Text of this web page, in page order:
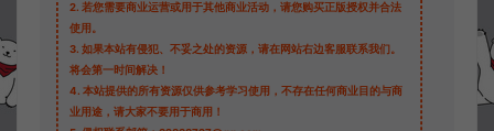
2. 若您需要商业运营或用于其他商业活动，请您购买正版授权并合法
使用。
3. 如果本站有侵犯、不妥之处的资源，请在网站右边客服联系我们。
将会第一时间解决！
4. 本站提供的所有资源仅供参考学习使用，不存在任何商业目的与商
业用途，请大家不要用于商用！